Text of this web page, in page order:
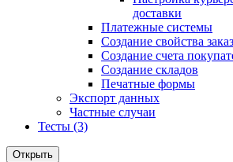
доставки
Платежные системы
Создание свойства
Создание счета
Создание складов
Печатные формы
Экспорт данных
Частные случаи
Тесты (3)
Открыть